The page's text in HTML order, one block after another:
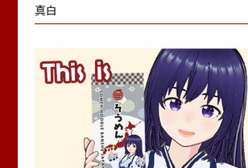
播州姐妹
协议会概要
咨询
真白